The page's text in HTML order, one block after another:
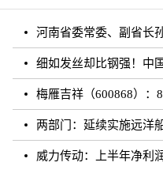
河南省委常委、副省长
细如发丝却比钢强！中国
梅雁吉祥（600868）：
两部门：延续实施远洋
威力传动：上半年净利